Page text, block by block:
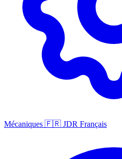
Mécaniques 🇫🇷 JDR Français